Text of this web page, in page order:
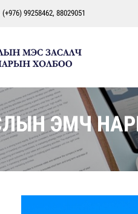
(+976) 99258462, 88029051
ЭМЧ